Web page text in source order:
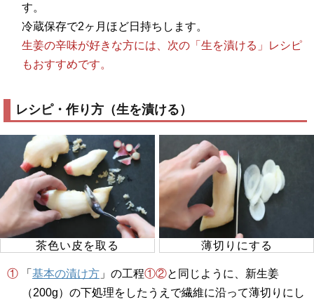
す。
冷蔵保存で2ヶ月ほど日持ちします。
生姜の辛味が好きな方には、次の「生を漬ける」レシピ
もおすすめです。
レシピ・作り方（生を漬ける）
茶色い皮を取る 薄切りにする
① 「 基本の漬け方 」の工程①②と同じように、新生姜
（200g）の下処理をしたうえで繊維に沿って薄切りにし